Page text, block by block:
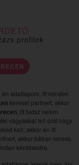
profilok
én adatlapom, itt minden
keresel partnert, akkor
, itt tudsz velem
vágyakkal teli órát vagy
kell, akkor én itt
akkor bátran keress
kérdésedre.